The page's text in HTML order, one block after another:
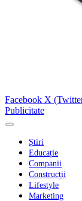
Facebook X
Publicitate
Știri
Educație
Companii
Construcții
Lifestyle
Marketing